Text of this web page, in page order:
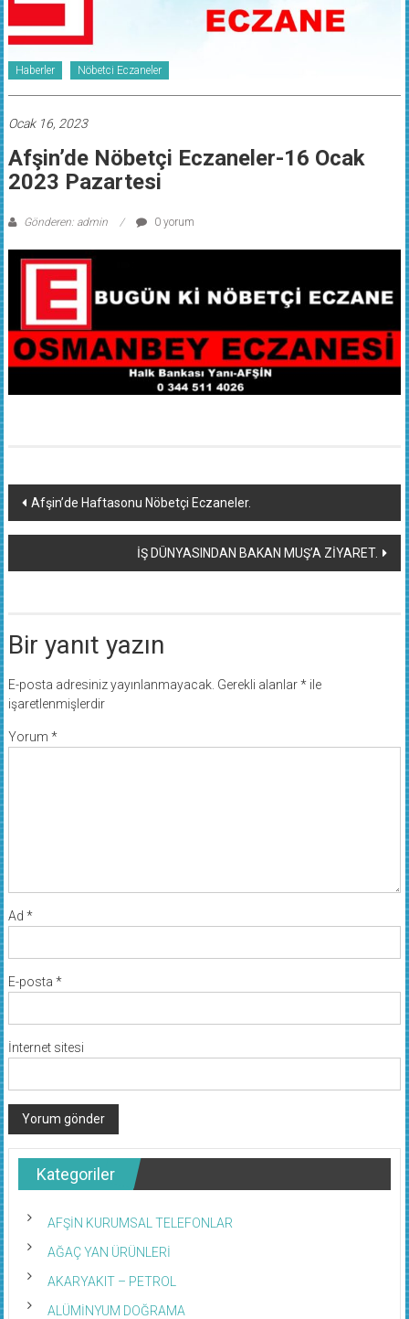
Haberler Nöbetci Eczaneler
Ocak 16, 2023
Afşin’de Nöbetçi Eczaneler-16 Ocak
2023 Pazartesi
Gönderen: admin 0 yorum
Yazı
dolaşımı
Afşin’de Haftasonu Nöbetçi Eczaneler.
İŞ DÜNYASINDAN BAKAN MUŞ’A ZİYARET.
Bir yanıt yazın
E-posta adresiniz yayınlanmayacak. Gerekli alanlar*ile
işaretlenmişlerdir
Yorum *
Ad *
E-posta *
İnternet sitesi
Kategoriler
AFŞİN KURUMSAL TELEFONLAR
AĞAÇ YAN ÜRÜNLERİ
AKARYAKIT – PETROL
ALÜMİNYUM DOĞRAMA